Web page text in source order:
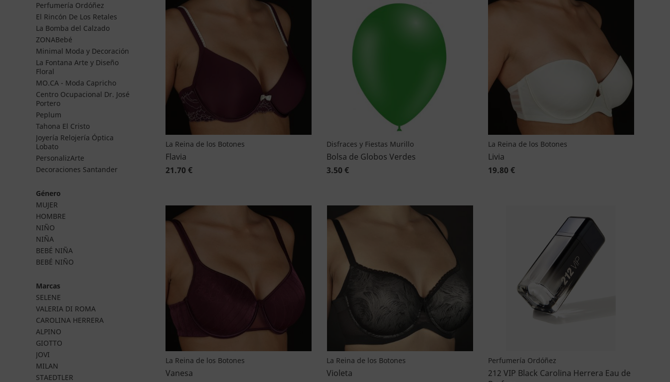
Perfumería Ordóñez
El Rincón De Los Retales
La Bomba del Calzado
ZONABebé
Minimal Moda y Decoración
La Fontana Arte y Diseño
Floral
MO.CA - Moda Capricho
Centro Ocupacional Dr. José
Portero
Peplum
Tahona El Cristo
Joyería Relojería Óptica
Lobato
PersonalizArte
Decoraciones Santander
Género
MUJER
HOMBRE
NIÑO
NIÑA
BEBÉ NIÑA
BEBÉ NIÑO
Marcas
SELENE
VALERIA DI ROMA
CAROLINA HERRERA
ALPINO
GIOTTO
JOVI
MILAN
STAEDTLER
La Reina de los Botones
Flavia
21.70 €
Disfraces y Fiestas Murillo
Bolsa de Globos Verdes
3.50 €
La Reina de los Botones
Livia
19.80 €
La Reina de los Botones
Vanesa
La Reina de los Botones
Violeta
Perfumería Ordóñez
212 VIP Black Carolina Herrera Eau de